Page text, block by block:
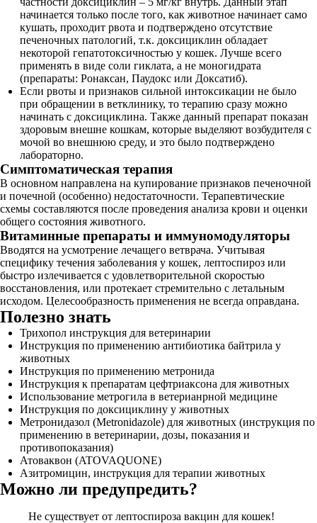
начинается только после того, как животное начинает само
кушать, проходит рвота и подтверждено отсутствие
печеночных патологий, т.к. доксициклин обладает
некоторой гепатотоксичностью у кошек. Лучше всего
применять в виде соли гиклата, а не моногидрата
(препараты: Ронаксан, Паудокс или Доксатиб).
Если рвоты и признаков сильной интоксикации не было
при обращении в ветклинику, то терапию сразу можно
начинать с доксициклина. Также данный препарат показан
здоровым внешне кошкам, которые выделяют возбудителя с
мочой во внешнюю среду, и это было подтверждено
лабораторно.
Симптоматическая терапия
В основном направлена на купирование признаков печеночной
и почечной (особенно) недостаточности. Терапевтические
схемы составляются после проведения анализа крови и оценки
общего состояния животного.
Витаминные препараты и иммуномодуляторы
Вводятся на усмотрение лечащего ветврача. Учитывая
специфику течения заболевания у кошек, лептоспироз или
быстро излечивается с удовлетворительной скоростью
восстановления, или протекает стремительно с летальным
исходом. Целесообразность применения не всегда оправдана.
Полезно знать
Трихопол инструкция для ветеринарии
Инструкция по применению антибиотика байтрила у
животных
Инструкция по применению метронида
Инструкция к препаратам цефтриаксона для животных
Использование метрогила в ветерианрной медицине
Инструкция по доксициклину у животных
Метронидазол (Metronidazole) для животных (инструкция по
применению в ветеринарии, дозы, показания и
противопоказания)
Атоваквон (ATOVAQUONE)
Азитромицин, инструкция для терапии животных
Можно ли предупредить?
Не существует от лептоспироза вакцин для кошек!